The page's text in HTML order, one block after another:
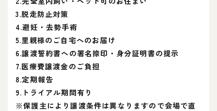
3.脱走防止対策
4.避妊・去勢手術
5.里親様のご自宅へのお届け
6.譲渡誓約書への署名捺印・身分証明書の提示
7.医療費譲渡金のご負担
8.定期報告
9.トライアル期間有り
※保護主により譲渡条件は異なりますので会場で直